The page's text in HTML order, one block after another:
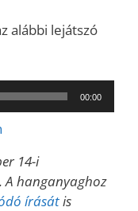
alábbi lejátszó
00:00
14-i
hanganyaghoz
írásátis